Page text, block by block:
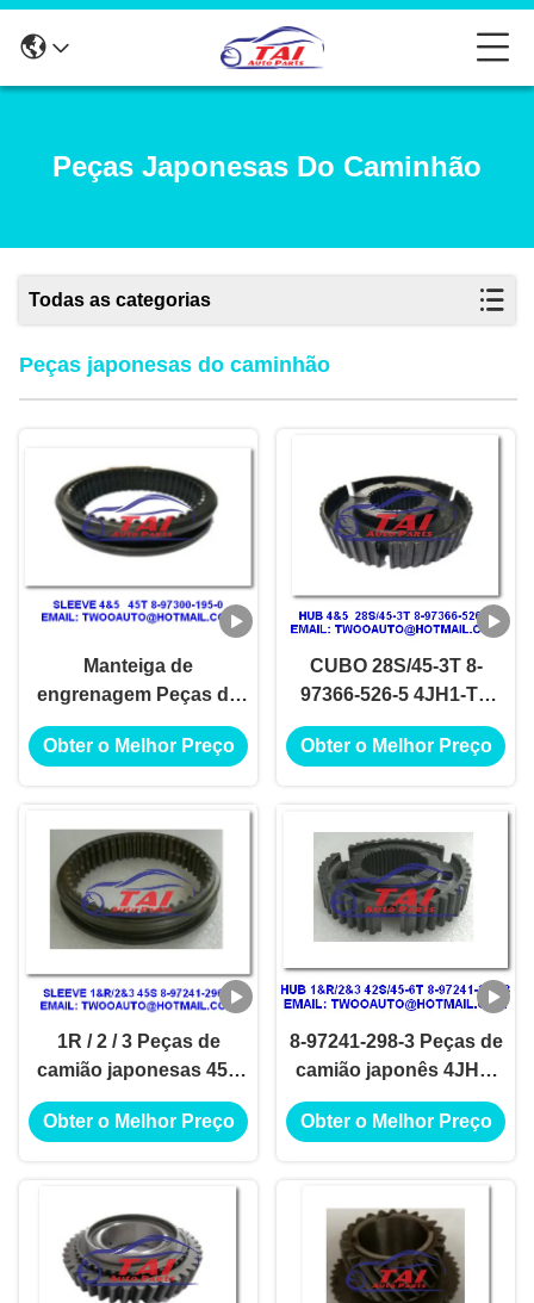
Peças Japonesas Do Caminhão
Todas as categorias
Peças japonesas do caminhão
Manteiga de
engrenagem Peças de
camião japonês 4 / 5
45T 8-97300-195-0
Obter o Melhor Preço
CUBO 28S/45-3T 8-
97366-526-5 4JH1-TC
4HF1-2005 NKR-
71MYY5T Jap Truck
Obter o Melhor Preço
1R / 2 / 3 Peças de
camião japonesas 45S
8-97241-296-1 4JH1-TC
4HF1-2005 NKR-
Obter o Melhor Preço
8-97241-298-3 Peças de
camião japonês 4JH1-
TC 4HF1-2005 NKR-
71MYY5T
Obter o Melhor Preço